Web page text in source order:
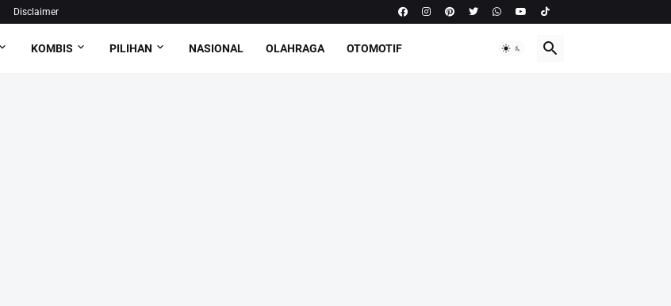
Disclaimer
KOMBIS PILIHAN NASIONAL OLAHRAGA OTOMOTIF